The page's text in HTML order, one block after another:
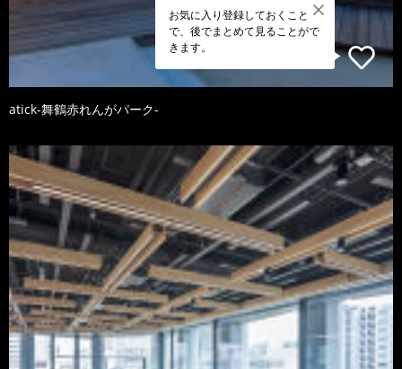
お気に入り登録しておくこと
で、後でまとめて見ることがで
きます。
atick-舞鶴赤れんがパーク-